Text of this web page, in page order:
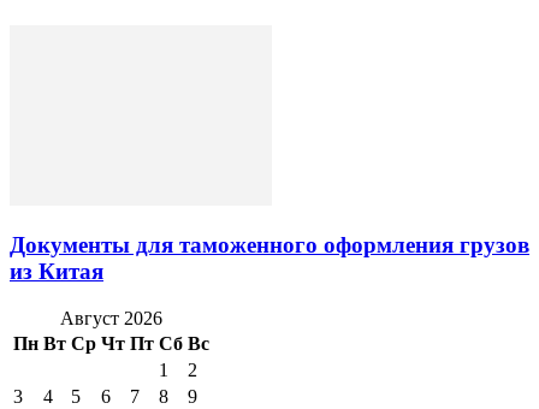
Документы для таможенного оформления грузов
из Китая
Август 2026
Пн Вт Ср Чт Пт Сб Вс
1
2
3
4 5 6 7 8
9